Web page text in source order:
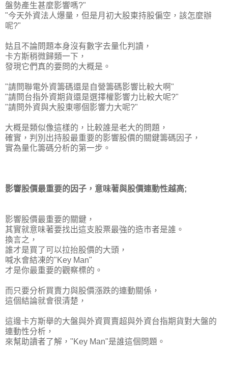
盤勢產生甚麼影響嗎?"
"今天外資法人爆量，但是月初大股東持股偏空，該怎麼辦
呢?"
姑且不論問題本身沒有數字去量化判讀，
卡方斯稍微歸類一下，
發現它們真的要問的大概是。
"請問聯電外資籌碼還是自營籌碼影響比較大啊"
"請問台指外資期貨還是選擇權影響力比較大呢?"
"請問外資與大股東哪個影響力大呢?"
大概是類似像這樣的，比較誰是老大的問題，
確實，判別出持股最重要的影響股價的關鍵籌碼因子，
實為量化籌碼分析的第一步。
影響股價最重要的因子，意味著與股價連動性越高;
影響股價最重要的關鍵，
其實就意味著要找出這支股票最強的造市者是誰。
換言之，
誰才是買了可以拉抬股價的大頭，
喊水會結凍的"Key Man"
才是你最重要的觀察標的。
而只要分析買賣力與股價漲跌的連動關係，
這個結論就會很清楚，
這邊卡方斯舉的大盤與外資買賣超與外資台指期貨對大盤的
連動性分析，
來幫助讀者了解，"Key Man"是誰這個問題。